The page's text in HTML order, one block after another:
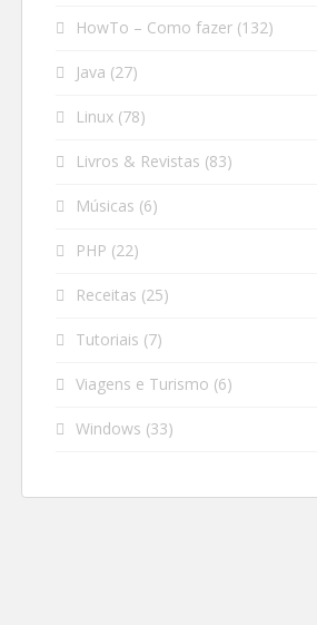
HowTo – Como fazer (132)
Java (27)
Linux (78)
Livros & Revistas (83)
Músicas (6)
PHP (22)
Receitas (25)
Tutoriais (7)
Viagens e Turismo (6)
Windows (33)